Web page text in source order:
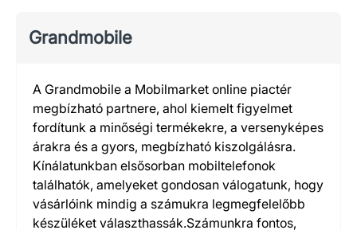
Grandmobile
A Grandmobile a Mobilmarket online piactér
megbízható partnere, ahol kiemelt figyelmet
fordítunk a minőségi termékekre, a versenyképes
árakra és a gyors, megbízható kiszolgálásra.
Kínálatunkban elsősorban mobiltelefonok
találhatók, amelyeket gondosan válogatunk, hogy
vásárlóink mindig a számukra legmegfelelőbb
készüléket választhassák.Számunkra fontos,